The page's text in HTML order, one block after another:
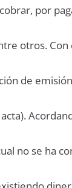
por
otros. Con
de
no se ha